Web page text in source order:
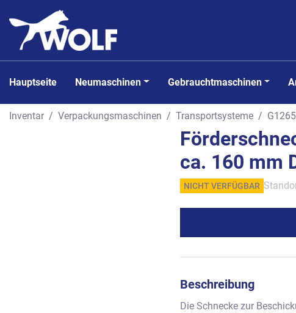
Hauptseite Neumaschinen Gebrauchtmaschinen
Inventar Verpackungsmaschinen Transportsysteme
ca. 160 mm
NICHT VERFÜGBAR
Beschreibung
Die Schnecke zur